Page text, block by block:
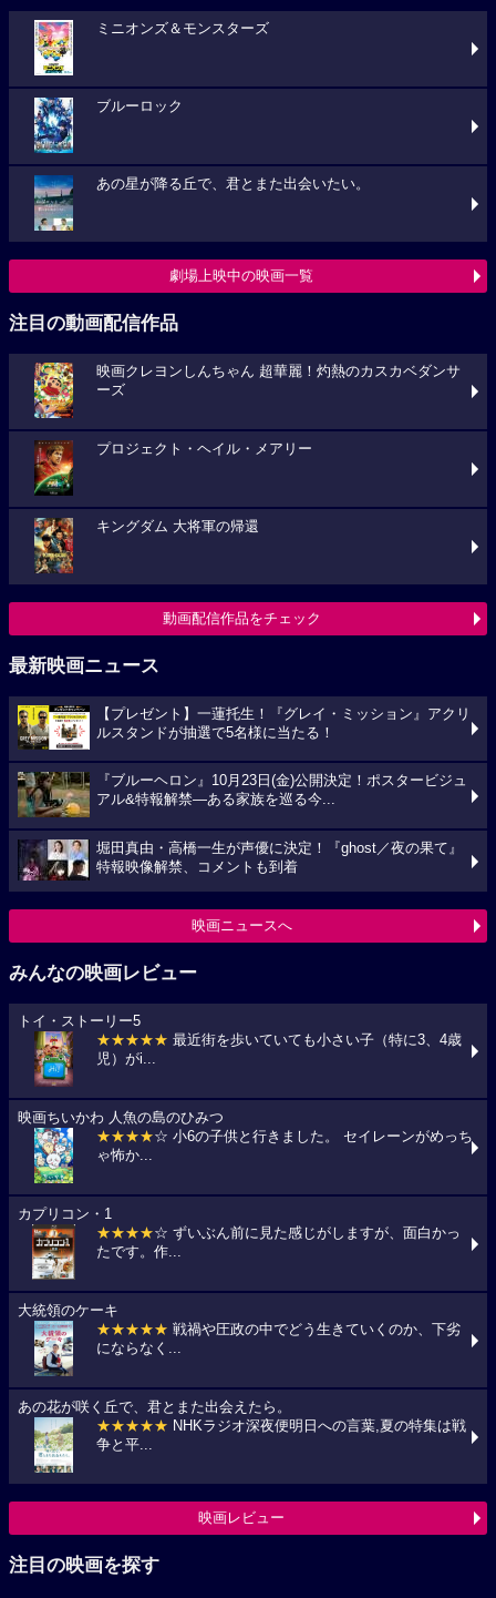
ミニオンズ＆モンスターズ
ブルーロック
あの星が降る丘で、君とまた出会いたい。
劇場上映中の映画一覧
注目の動画配信作品
映画クレヨンしんちゃん 超華麗！灼熱のカスカベダンサ
ーズ
プロジェクト・ヘイル・メアリー
キングダム 大将軍の帰還
動画配信作品をチェック
最新映画ニュース
【プレゼント】一蓮托生！『グレイ・ミッション』アクリ
ルスタンドが抽選で5名様に当たる！
『ブルーヘロン』10月23日(金)公開決定！ポスタービジュ
アル&特報解禁―ある家族を巡る今...
堀田真由・高橋一生が声優に決定！『ghost／夜の果て』
特報映像解禁、コメントも到着
映画ニュースへ
みんなの映画レビュー
トイ・ストーリー5
★★★★★ 最近街を歩いていても小さい子（特に3、4歳
児）がi...
映画ちいかわ 人魚の島のひみつ
★★★★☆ 小6の子供と行きました。 セイレーンがめっち
ゃ怖か...
カプリコン・1
★★★★☆ ずいぶん前に見た感じがしますが、面白かっ
たです。作...
大統領のケーキ
★★★★★ 戦禍や圧政の中でどう生きていくのか、下劣
にならなく...
あの花が咲く丘で、君とまた出会えたら。
★★★★★ NHKラジオ深夜便明日への言葉,夏の特集は戦
争と平...
映画レビュー
注目の映画を探す